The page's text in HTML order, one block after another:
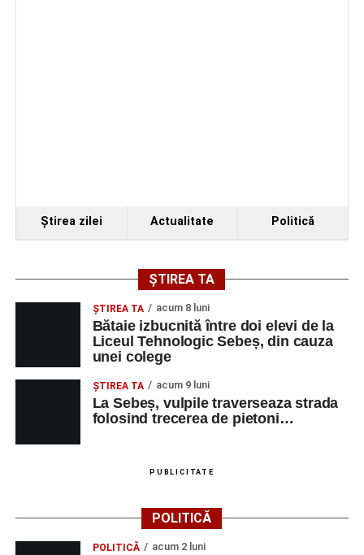
Ştirea zilei Actualitate Politică
ȘTIREA TA
ŞTIREA TA acum 8 luni
Bătaie izbucnită între doi elevi de la
Liceul Tehnologic Sebeș, din cauza
unei colege
ŞTIREA TA acum 9 luni
La Sebeș, vulpile traverseaza strada
folosind trecerea de pietoni…
PUBLICITATE
POLITICĂ
POLITICĂ acum 2 luni